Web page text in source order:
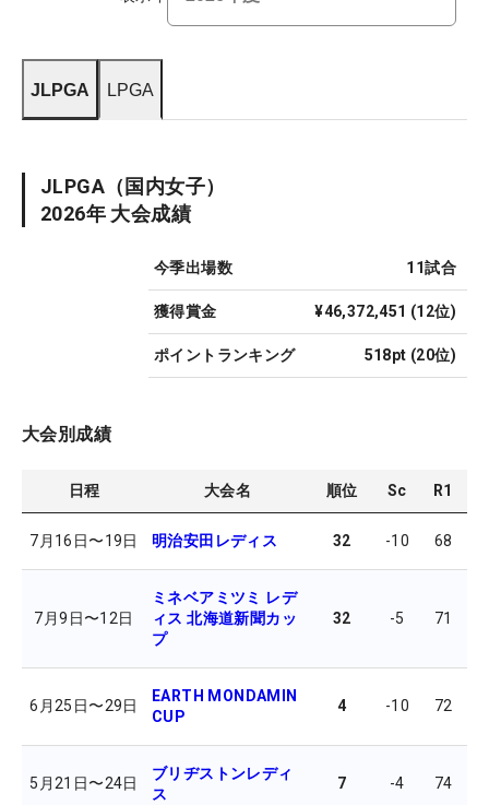
JLPGA LPGA
JLPGA （国内女子）
2026年 大会成績
今季出場数 11試合
獲得賞金 ¥46,372,451 (12位)
ポイントランキング 518pt (20位)
大会別成績
日程 大会名 順位 Sc R1
7月16日〜19日 明治安田レディス 32 -10 68
7月9日〜12日
ミネベアミツミ レデ
ィス 北海道新聞カッ
プ
32 -5 71
6月25日〜29日
EARTH MONDAMIN
CUP
4 -10 72
5月21日〜24日
ブリヂストンレディ
ス
7 -4 74